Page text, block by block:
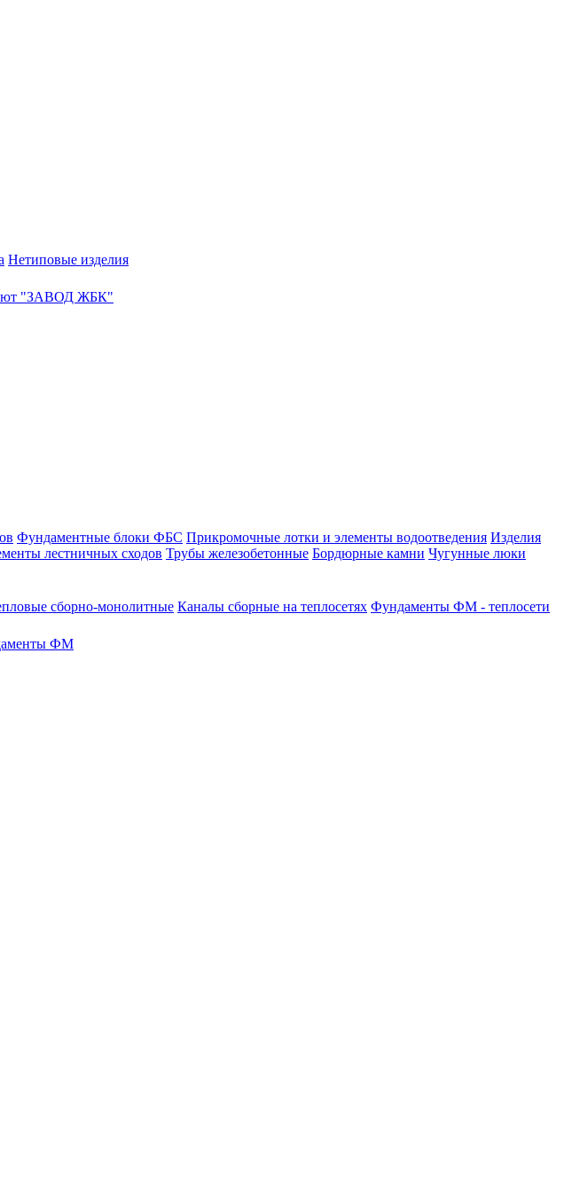
Нетиповые изделия
"ЗАВОД ЖБК"
Фундаментные блоки ФБС Прикромочные лотки и элементы водоотведения Изделия
лестничных сходов Трубы железобетонные Бордюрные камни Чугунные люки
сборно-монолитные Каналы сборные на теплосетях Фундаменты ФМ - теплосети
ФМ